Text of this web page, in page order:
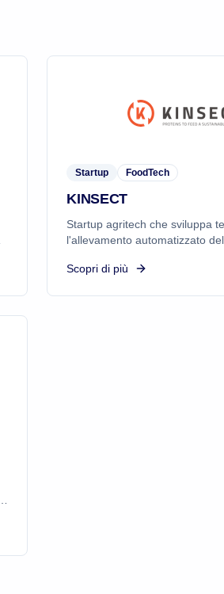
Startup FoodTech
KINSECT
Startup agritech che sviluppa
l'allevamento automatizzato
proteine sostenibili
Scopri di più